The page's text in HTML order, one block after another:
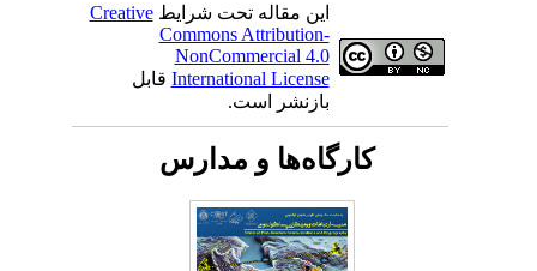
این مقاله تحت شرایطCreative
Commons Attribution-
NonCommercial 4.0
International Licenseقابل
بازنشر است.
کارگاه‌ها و مدارس